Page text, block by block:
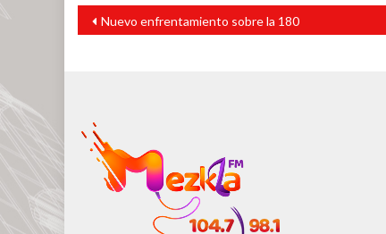
Navegación
entradas
Nuevo enfrentamiento sobre la 180